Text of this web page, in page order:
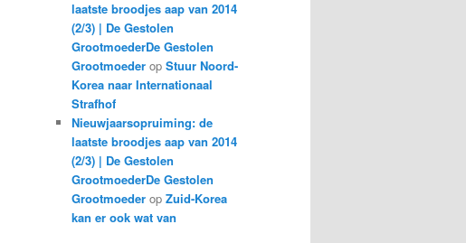
laatste broodjes aap van 2014
(2/3) | De Gestolen
GrootmoederDe Gestolen
Grootmoeder op Stuur Noord-
Korea naar Internationaal
Strafhof
Nieuwjaarsopruiming: de
laatste broodjes aap van 2014
(2/3) | De Gestolen
GrootmoederDe Gestolen
Grootmoeder op Zuid-Korea
kan er ook wat van